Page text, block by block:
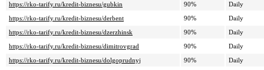
https://rko-tarify.ru/kredit-biznesu/gubkin
90%
Daily
https://rko-tarify.ru/kredit-biznesu/derbent
90%
Daily
https://rko-tarify.ru/kredit-biznesu/dzerzhinsk
90%
Daily
https://rko-tarify.ru/kredit-biznesu/dimitrovgrad
90%
Daily
https://rko-tarify.ru/kredit-biznesu/dolgoprudnyj
90%
Daily